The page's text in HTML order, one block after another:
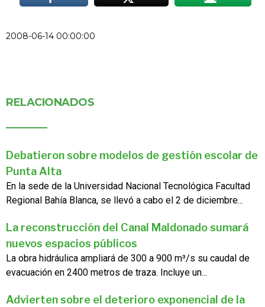
2008-06-14 00:00:00
RELACIONADOS
Debatieron sobre modelos de gestión escolar de
Punta Alta
En la sede de la Universidad Nacional Tecnológica Facultad
Regional Bahía Blanca, se llevó a cabo el 2 de diciembre...
La reconstrucción del Canal Maldonado sumará
nuevos espacios públicos
La obra hidráulica ampliará de 300 a 900 m³/s su caudal de
evacuación en 2400 metros de traza. Incluye un...
Advierten sobre el deterioro exponencial de la